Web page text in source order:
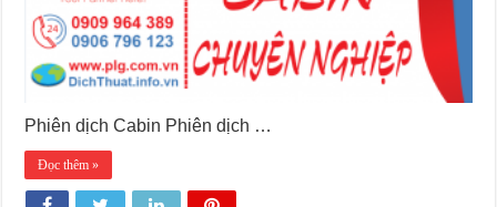
Phiên dịch Cabin Phiên dịch …
Đọc thêm »